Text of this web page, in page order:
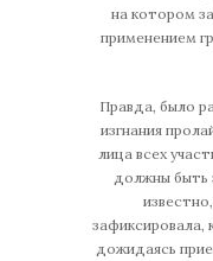
на котором
применением
Правда, было
изгнания
лица всех
должны быть
зафиксировала,
дожидаясь